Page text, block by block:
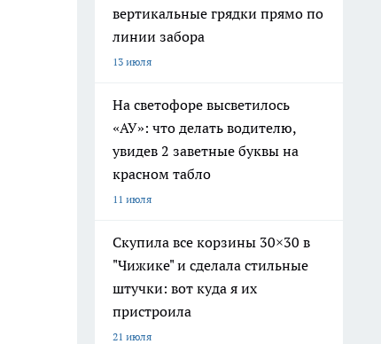
вертикальные грядки прямо по
линии забора
13 июля
На светофоре высветилось
«АУ»: что делать водителю,
увидев 2 заветные буквы на
красном табло
11 июля
Скупила все корзины 30×30 в
"Чижике" и сделала стильные
штучки: вот куда я их
пристроила
21 июля